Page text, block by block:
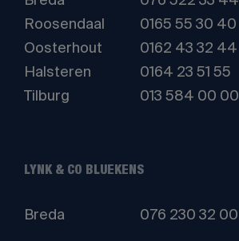
Roosendaal
0165 55 30 40
Oosterhout
0162 43 32 44
Halsteren
0164 23 51 55
Tilburg
013 584 00 00
LYNK & CO BLUEKENS
Breda 076 230 32 00